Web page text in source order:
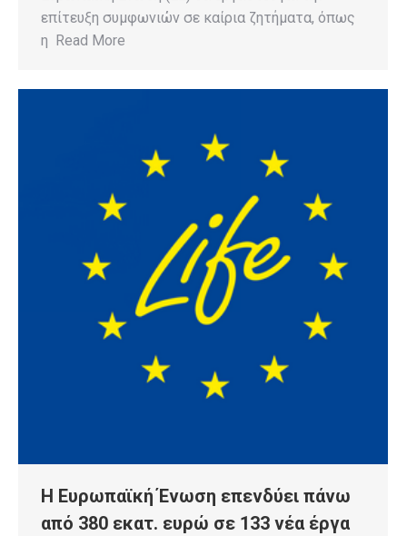
επίτευξη συμφωνιών σε καίρια ζητήματα, όπως
η Read More
Η Ευρωπαϊκή Ένωση επενδύει πάνω
από 380 εκατ. ευρώ σε 133 νέα έργα